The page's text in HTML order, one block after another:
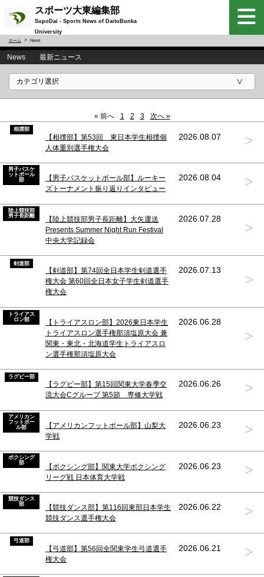
スポーツ大東編集部
SupoDai - Sports News of DaitoBunka
University
ホーム News
News 最新ニュース
« 前へ 1 2 3 次へ »
相撲部
【相撲部】第53回 東日本学生相撲個
人体重別選手権大会
2026.08.07 >
男子バスケ
ットボール
部
【男子バスケットボール部】ルーキー
ズトーナメント振り返りインタビュー
2026.08.04 >
陸上競技部
男子長距離
【陸上競技部男子長距離】大矢運送
Presents Summer Night Run Festival
中央大学記録会
2026.07.28
>
剣道部
【剣道部】第74回全日本学生剣道選手
権大会 第60回全日本女子学生剣道選手
権大会
2026.07.13
>
トライアス
ロン部
【トライアスロン部】2026東日本学生
トライアスロン選手権那須塩原大会 兼
関東・東北・北海道学生トライアスロ
ン選手権那須塩原大会
2026.06.28
>
ラグビー部
【ラグビー部】第15回関東大学春季交
流大会Cグループ 第5節 専修大学戦
2026.06.26 >
アメリカン
フットボー
ル部
【アメリカンフットボール部】山梨大
学戦
2026.06.23 >
ボクシング
部
【ボクシング部】関東大学ボクシング
リーグ戦 日本体育大学戦
2026.06.23 >
競技ダンス
部
【競技ダンス部】第116回東部日本学生
競技ダンス選手権大会
2026.06.22 >
弓道部
【弓道部】第56回全関東学生弓道選手
権大会
2026.06.21 >